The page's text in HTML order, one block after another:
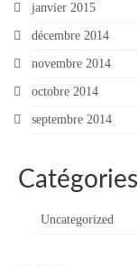
janvier 2015
décembre 2014
novembre 2014
octobre 2014
septembre 2014
Catégories
Uncategorized